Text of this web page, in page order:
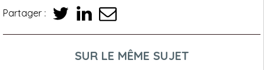
Partager :
SUR LE MÊME SUJET